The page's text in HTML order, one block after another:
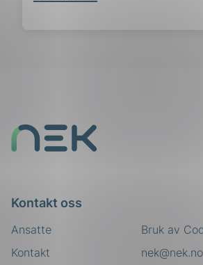
Kontakt oss
Ansatte
nek@nek.no
Kontakt
Bruk av